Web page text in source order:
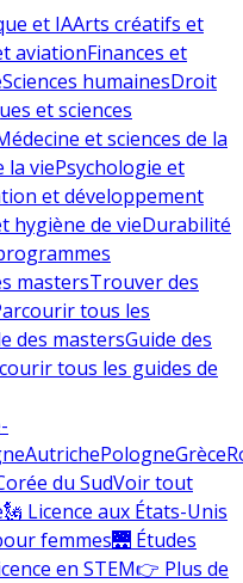
et IAArts créatifs et
aviationFinances et
Sciences humainesDroit
et sciences
et sciences de la
la viePsychologie et
et développement
hygiène de vieDurabilité
mastersTrouver des
tous les
des mastersGuide des
tous les guides de
AutrichePologneGrèce
du SudVoir tout
🗽 Licence aux États-Unis
femmes🌉 Études
en STEM👉 Plus de